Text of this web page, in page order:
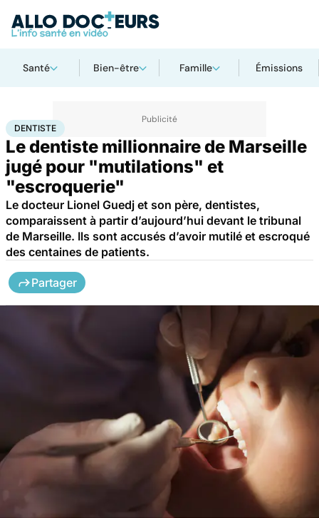
Santé Bien-être Famille Émissions
AccueilSanté Dentiste
DENTISTE
Le dentiste millionnaire de Marseille
jugé pour "mutilations" et
"escroquerie"
Le docteur Lionel Guedj et son père, dentistes,
comparaissent à partir d’aujourd’hui devant le tribunal
de Marseille. Ils sont accusés d’avoir mutilé et escroqué
des centaines de patients.
Partager